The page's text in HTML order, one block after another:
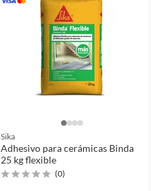
Sika
Adhesivo para cerámicas Binda
25 kg flexible
(0)